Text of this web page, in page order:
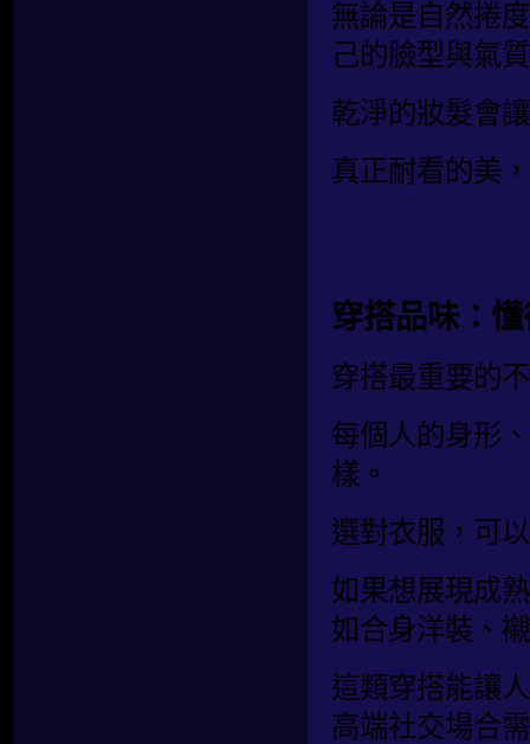
無論是自然捲
己的臉型與氣
乾淨的妝髮會
真正耐看的美
穿搭品味：
穿搭最重要的
每個人的身形
樣。
選對衣服，可
如果想展現成
如合身洋裝、
這類穿搭能讓
高端社交場合